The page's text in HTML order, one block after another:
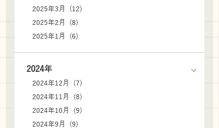
2025年3月 (12)
2025年2月 (8)
2025年1月 (6)
2024年
2024年12月 (7)
2024年11月 (8)
2024年10月 (9)
2024年9月 (9)